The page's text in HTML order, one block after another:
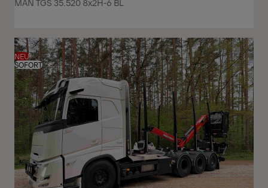
MAN TGS 35.520 8x2H-6 BL
NEU
SOFORT